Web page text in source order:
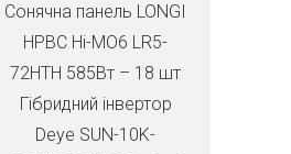
Сонячна панель LONGI
HPBC Hi-MO6 LR5-
72HTH 585Вт – 18 шт
Гібридний інвертор
Deye SUN-10K-